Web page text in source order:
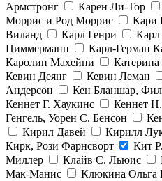
Армстронг
Карен Ли-Тор
Моррис и Род Моррис
Кари
Виланд
Карл Генри Карл
Циммерманн
Карл-Герман
Каролин Махейни
Кевин Деянг
Кевин Леман
Андерсон
Кен Бланшар,
Кеннет Г. Хаукинс
Кеннет
Генгель, Уорен С. Бенсон
Кирил Давей
Кирилл
Кирк, Рози Фарнсворт
Кит
Миллер
Клайв С. Льюис
Мак-Манис
Клюкина Ольга